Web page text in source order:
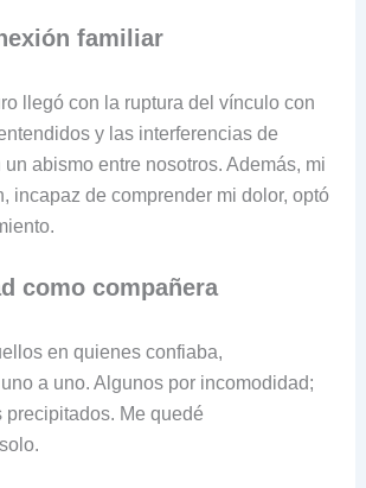
familiar
llegó con la ruptura del vínculo con
y las interferencias de
abismo entre nosotros. Además, mi
incapaz de comprender mi dolor, optó
como compañera
en quienes confiaba,
a uno. Algunos por incomodidad;
precipitados. Me quedé